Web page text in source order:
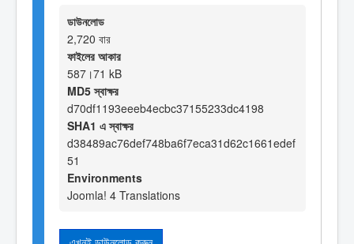
ডাউনলোড
2,720 বার
ফাইলের আকার
587।71 kB
MD5 স্বাক্ষর
d70df1193eeeb4ecbc37155233dc4198
SHA1 এ স্বাক্ষর
d38489ac76def748ba6f7eca31d62c1661edef
51
Environments
Joomla! 4 Translations